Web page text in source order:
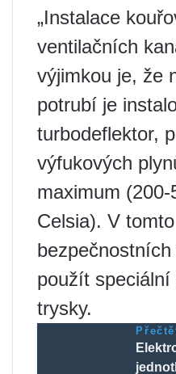
„Instalace
ventilačních
výjimkou je, že
potrubí je
turbodeflektor,
výfukových
maximum (200-
Celsia). V
použít
trysky.